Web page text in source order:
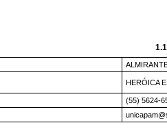
HERÓICA
(55) 5624-